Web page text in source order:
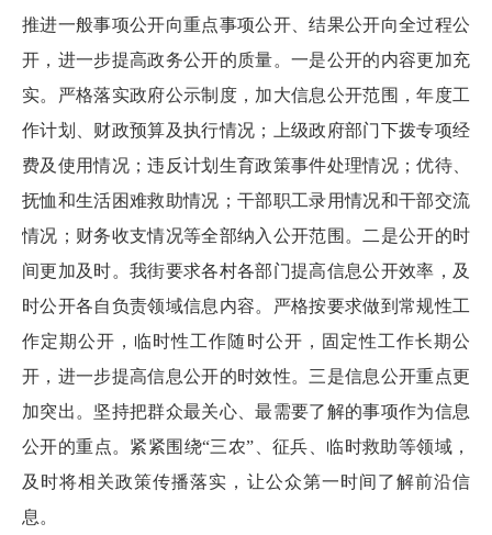
推进一般事项公开向重点事项公开、结果公开向全过程公
开，进一步提高政务公开的质量。一是公开的内容更加充
实。严格落实政府公示制度，加大信息公开范围，年度工
作计划、财政预算及执行情况；上级政府部门下拨专项经
费及使用情况；违反计划生育政策事件处理情况；优待、
抚恤和生活困难救助情况；干部职工录用情况和干部交流
情况；财务收支情况等全部纳入公开范围。二是公开的时
间更加及时。我街要求各村各部门提高信息公开效率，及
时公开各自负责领域信息内容。严格按要求做到常规性工
作定期公开，临时性工作随时公开，固定性工作长期公
开，进一步提高信息公开的时效性。三是信息公开重点更
加突出。坚持把群众最关心、最需要了解的事项作为信息
公开的重点。紧紧围绕“三农”、征兵、临时救助等领域，
及时将相关政策传播落实，让公众第一时间了解前沿信
息。